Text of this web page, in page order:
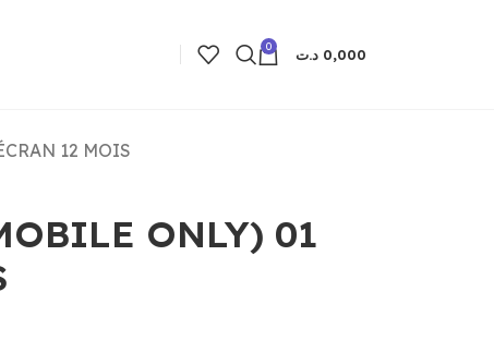
0 0,000 د.ت
12 MOIS
ONLY) 01